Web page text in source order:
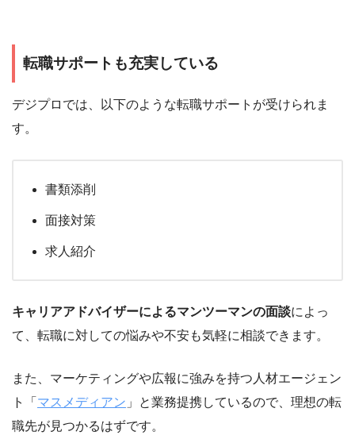
転職サポートも充実している
デジプロでは、以下のような転職サポートが受けられま
す。
書類添削
面接対策
求人紹介
キャリアアドバイザーによるマンツーマンの面談によっ
て、転職に対しての悩みや不安も気軽に相談できます。
また、マーケティングや広報に強みを持つ人材エージェン
ト「 マスメディアン 」と業務提携しているので、理想の転
職先が見つかるはずです。